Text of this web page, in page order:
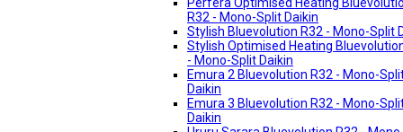
R32 - Mono-Split Daikin
Stylish Bluevolution R32 - Mono-Split
Stylish Optimised Heating
- Mono-Split Daikin
Emura 2 Bluevolution R32 - Mono-
Daikin
Emura 3 Bluevolution R32 - Mono-
Daikin